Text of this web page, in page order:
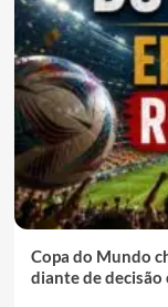
Copa do Mundo
diante de decisão